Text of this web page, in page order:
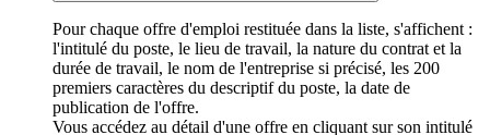
Pour chaque offre d'emploi restituée dans la liste, s'affichent :
l'intitulé du poste, le lieu de travail, la nature du contrat et la
durée de travail, le nom de l'entreprise si précisé, les 200
premiers caractères du descriptif du poste, la date de
publication de l'offre.
Vous accédez au détail d'une offre en cliquant sur son intitulé